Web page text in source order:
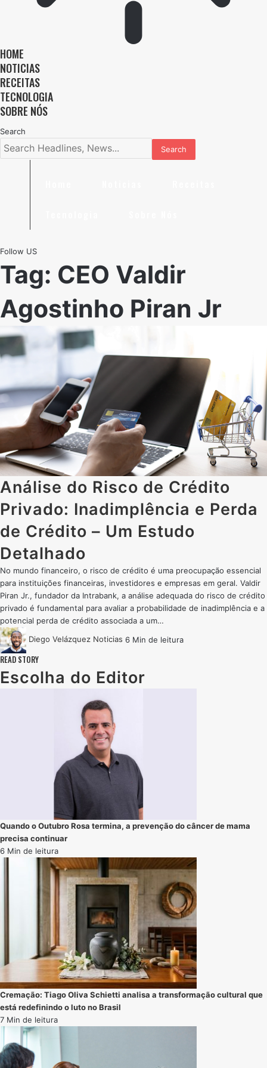
HOME
NOTICIAS
RECEITAS
TECNOLOGIA
SOBRE NÓS
Search
Follow US
Tag: CEO Valdir
Agostinho Piran Jr
Análise do Risco de Crédito
Privado: Inadimplência e Perda
de Crédito – Um Estudo
Detalhado
No mundo financeiro, o risco de crédito é uma preocupação essencial
para instituições financeiras, investidores e empresas em geral. Valdir
Piran Jr., fundador da Intrabank, a análise adequada do risco de crédito
privado é fundamental para avaliar a probabilidade de inadimplência e a
potencial perda de crédito associada a um…
Diego Velázquez Noticias 6 Min de leitura
READ STORY
Escolha do Editor
Quando o Outubro Rosa termina, a prevenção do câncer de mama
precisa continuar
6 Min de leitura
Cremação: Tiago Oliva Schietti analisa a transformação cultural que
está redefinindo o luto no Brasil
7 Min de leitura